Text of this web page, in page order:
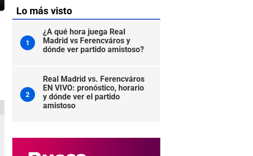
Lo más visto
1
¿A qué hora juega Real
Madrid vs Ferencváros y
dónde ver partido amistoso?
2
Real Madrid vs. Ferencváros
EN VIVO: pronóstico, horario
y dónde ver el partido
amistoso